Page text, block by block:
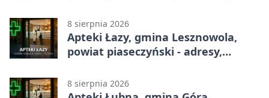
8 sierpnia 2026
Apteki Łazy, gmina Lesznowola,
powiat piaseczyński - adresy,
8 sierpnia 2026